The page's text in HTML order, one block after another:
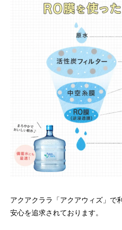
アクアクララ「アクアウィズ」で
安心を追求されております。